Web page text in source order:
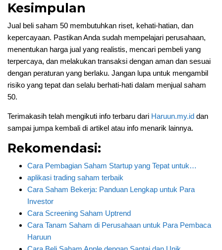
Kesimpulan
Jual beli saham 50 membutuhkan riset, kehati-hatian, dan
kepercayaan. Pastikan Anda sudah mempelajari perusahaan,
menentukan harga jual yang realistis, mencari pembeli yang
terpercaya, dan melakukan transaksi dengan aman dan sesuai
dengan peraturan yang berlaku. Jangan lupa untuk mengambil
risiko yang tepat dan selalu berhati-hati dalam menjual saham
50.
Terimakasih telah mengikuti info terbaru dari Haruun.my.id dan
sampai jumpa kembali di artikel atau info menarik lainnya.
Rekomendasi:
Cara Pembagian Saham Startup yang Tepat untuk…
aplikasi trading saham terbaik
Cara Saham Bekerja: Panduan Lengkap untuk Para
Investor
Cara Screening Saham Uptrend
Cara Tanam Saham di Perusahaan untuk Para Pembaca
Haruun